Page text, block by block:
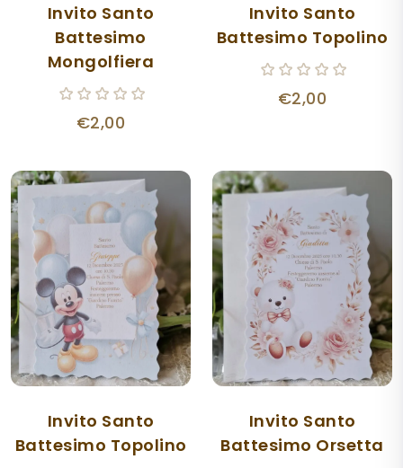
Invito Santo
Battesimo
Mongolfiera
€2,00
Invito Santo
Battesimo Topolino
€2,00
Invito Santo
Battesimo Topolino
Invito Santo
Battesimo Orsetta